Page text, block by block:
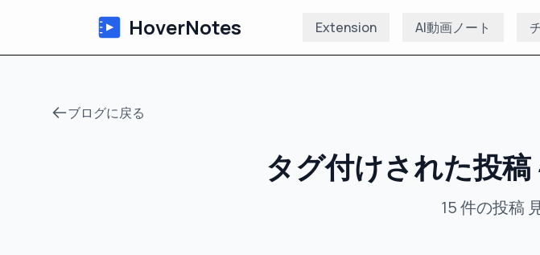
HoverNotes Extension AI動画ノート
ブログに戻る
タグ付けされた投稿
15件の投稿